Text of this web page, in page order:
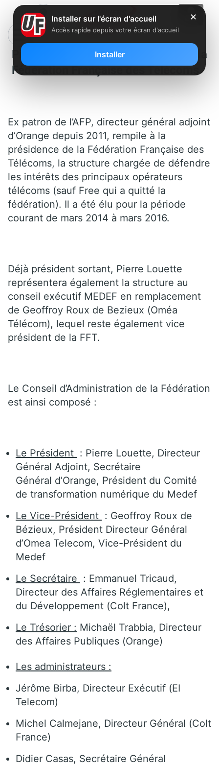
Pierre Louette rempile à la
Fédération Française des Télécoms
Ex patron de l’AFP, directeur général adjoint
d’Orange depuis 2011, rempile à la
présidence de la Fédération Française des
Télécoms, la structure chargée de défendre
les intérêts des principaux opérateurs
télécoms (sauf Free qui a quitté la
fédération). Il a été élu pour la période
courant de mars 2014 à mars 2016.
Déjà président sortant, Pierre Louette
représentera également la structure au
conseil exécutif MEDEF en remplacement
de Geoffroy Roux de Bezieux (Oméa
Télécom), lequel reste également vice
président de la FFT.
Le Conseil d’Administration de la Fédération
est ainsi composé :
Le Président : Pierre Louette, Directeur
Général Adjoint, Secrétaire
Général d’Orange, Président du Comité
de transformation numérique du Medef
Le Vice-Président : Geoffroy Roux de
Bézieux, Président Directeur Général
d’Omea Telecom, Vice-Président du
Medef
Le Secrétaire : Emmanuel Tricaud,
Directeur des Affaires Réglementaires et
du Développement (Colt France),
Le Trésorier : Michaël Trabbia, Directeur
des Affaires Publiques (Orange)
Les administrateurs :
Jérôme Birba, Directeur Exécutif (EI
Telecom)
Michel Calmejane, Directeur Général (Colt
France)
Didier Casas, Secrétaire Général
✕
Installer sur l'écran d'accueil
Accès rapide depuis votre écran d'accueil
Installer